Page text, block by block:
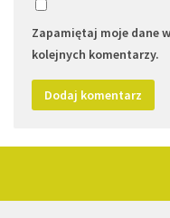
Zapamiętaj moje dane
kolejnych komentarzy.